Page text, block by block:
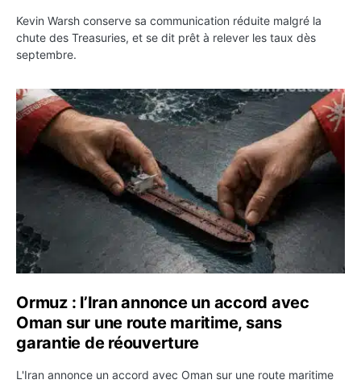
Kevin Warsh conserve sa communication réduite malgré la
chute des Treasuries, et se dit prêt à relever les taux dès
septembre.
Ormuz : l’Iran annonce un accord avec Oman sur une
Ormuz : l’Iran annonce un accord avec
Oman sur une route maritime, sans
garantie de réouverture
L'Iran annonce un accord avec Oman sur une route maritime